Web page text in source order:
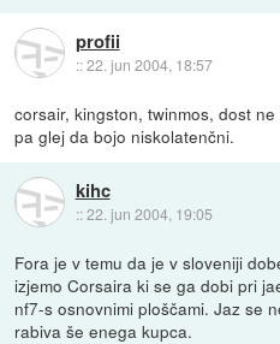
profii
::22. jun 2004, 18:57
corsair, kingston, twinmos, dost
pa glej da bojo niskolatenčni.
kihc
::22. jun 2004, 19:05
Fora je v temu da je v sloveniji
izjemo Corsaira ki se ga dobi pri
nf7-s osnovnimi ploščami. Jaz se
rabiva še enega kupca.